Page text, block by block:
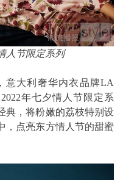
人节限定系列
意大利奢华内衣品牌LA
年七夕情人节限定系
典，将粉嫩的荔枝特别设
，点亮东方情人节的甜蜜